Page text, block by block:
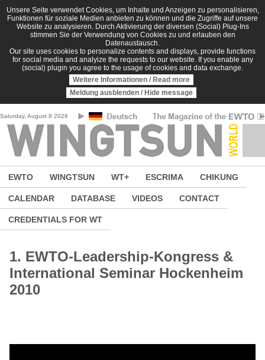
Skip to main content
Unsere Seite verwendet Cookies, um Inhalte und Anzeigen zu personalisieren,
Funktionen für soziale Medien anbieten zu können und die Zugriffe auf unsere
Website zu analysieren. Durch Aktivierung der diversen (Social) Plug-Ins
stimmen Sie der Verwendung von Cookies zu und erlauben den
Datenaustausch.
Our site uses cookies to personalize contents and displays, provide functions
for social media and analyize the requests to our website. If you enable any
(social) plugin you agree to the usage of cookies and data exchange.
Weitere Informationen / Read more
Meldung ausblenden / Hide message
Saturday, August 8 2026
EWTO WINGTSUN WT+ ESCRIMA CHIKUNG
CALENDAR DATABASE VIDEOS CONTACT
CREDENTIALS FOR WT
1. EWTO-Leadership-Kongress &
International Seminar Hockenheim
2010